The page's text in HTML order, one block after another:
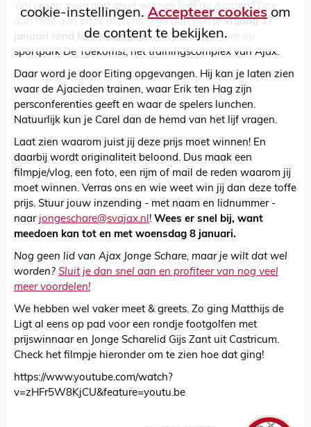
cookie-instellingen.Accepteer cookiesom
de content te bekijken.
Wil jij een meet and greet winnen met de Ajacied? Doe
dan mee aan onze prijsvraag en dan ben jevrijdag 17
januari rond het middaguurvan harte welkom op
sportpark De Toekomst, het trainingscomplex van Ajax.
Daar word je door Eiting opgevangen. Hij kan je laten zien
waar de Ajacieden trainen, waar Erik ten Hag zijn
persconferenties geeft en waar de spelers lunchen.
Natuurlijk kun je Carel dan de hemd van het lijf vragen.
Laat zien waarom juist jij deze prijs moet winnen! En
daarbij wordt originaliteit beloond. Dus maak een
filmpje/vlog, een foto, een rijm of mail de reden waarom jij
moet winnen. Verras ons en wie weet win jij dan deze toffe
prijs. Stuur jouw inzending - met naam en lidnummer -
naar jongeschare@svajax.nl ! Wees er snel bij, want
meedoen kan tot en met woensdag 8 januari.
Nog geen lid van Ajax Jonge Schare, maar je wilt dat wel
worden? Sluit je dan snel aan en profiteer van nog veel
meer voordelen!
We hebben wel vaker meet & greets. Zo ging Matthijs de
Ligt al eens op pad voor een rondje footgolfen met
prijswinnaar en Jonge Scharelid Gijs Zant uit Castricum.
Check het filmpje hieronder om te zien hoe dat ging!
https://www.youtube.com/watch?
v=zHFr5W8KjCU&feature=youtu.be